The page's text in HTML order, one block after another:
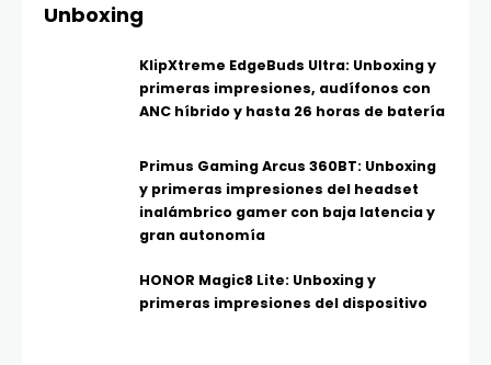
Unboxing
KlipXtreme EdgeBuds Ultra: Unboxing y
primeras impresiones, audífonos con
ANC híbrido y hasta 26 horas de batería
Primus Gaming Arcus 360BT: Unboxing
y primeras impresiones del headset
inalámbrico gamer con baja latencia y
gran autonomía
HONOR Magic8 Lite: Unboxing y
primeras impresiones del dispositivo